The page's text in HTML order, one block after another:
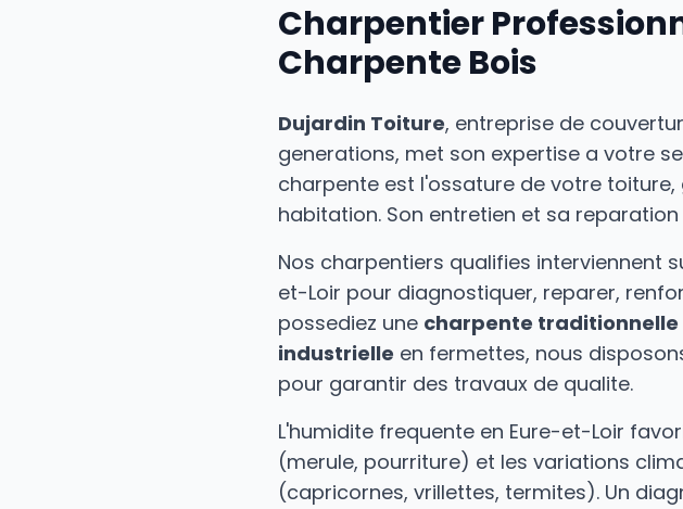
Charpentier
Charpente Bois
Dujardin Toiture, entreprise de
generations, met son expertise a votre
charpente est l'ossature de votre
habitation. Son entretien et sa
Nos charpentiers qualifies interviennent
et-Loir pour diagnostiquer, reparer,
possediez une charpente traditionnelle
industrielle en fermettes, nous
pour garantir des travaux de qualite.
L'humidite frequente en Eure-et-Loir
(merule, pourriture) et les variations
(capricornes, vrillettes, termites). Un